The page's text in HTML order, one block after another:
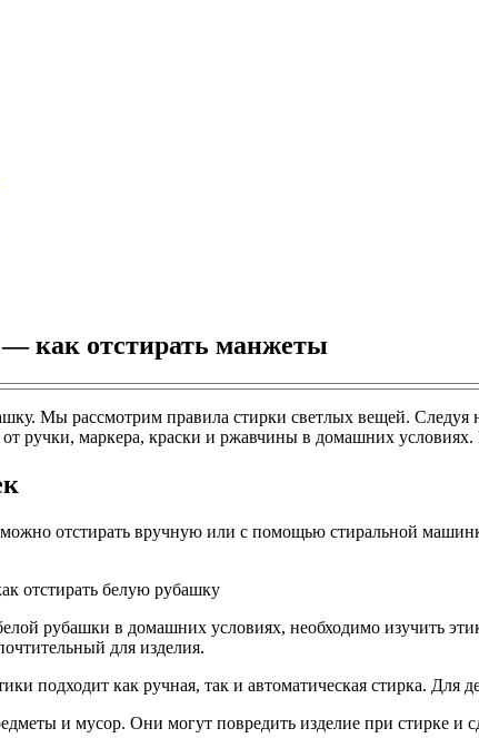
как отстирать манжеты
Мы рассмотрим правила стирки светлых вещей.
ручки, маркера, краски и ржавчины в домашних
отстирать вручную или с помощью стиральной
рубашки в домашних условиях, необходимо изучить
для изделия.
подходит как ручная, так и автоматическая стирка. Для
и мусор. Они могут повредить изделие при стирке и